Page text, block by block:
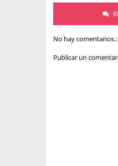
No hay comentarios.:
Publicar un